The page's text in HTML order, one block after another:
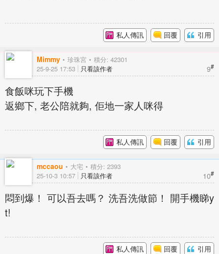
私人傳訊 回覆 引用
Mimmy 珍珠宮 積分: 42301
9#
25-9-25 17:53 只看該作者
食飯咪玩下手機
返鄉下, 老公陪就夠, 佢地一家人咪得
私人傳訊 回覆 引用
mccaou 大宅 積分: 2393
10#
25-10-3 10:57 只看該作者
悶到爆！ 可以吾去嗎？ 洗吾洗做節！ 開手機睇y
t!
私人傳訊 回覆 引用